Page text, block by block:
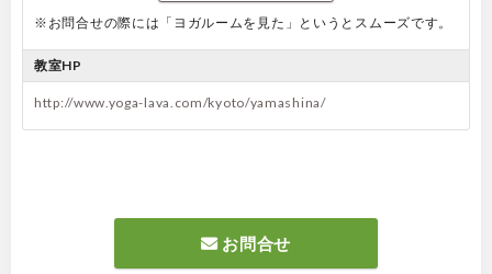
※お問合せの際には「ヨガルームを見た」というとスムーズです。
教室HP
http://www.yoga-lava.com/kyoto/yamashina/
お問合せ